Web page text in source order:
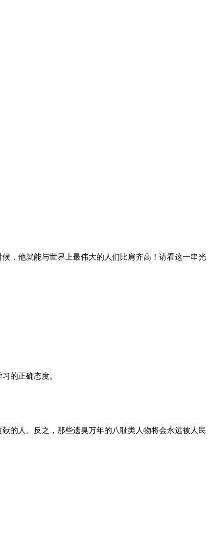
候，他就能与世界上最伟大的人们比肩齐高！请看这一串光
的正确态度。
的人。反之，那些遗臭万年的八耻类人物将会永远被人民